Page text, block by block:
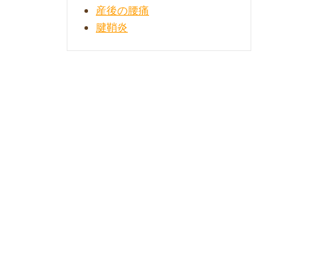
産後の腰痛
腱鞘炎